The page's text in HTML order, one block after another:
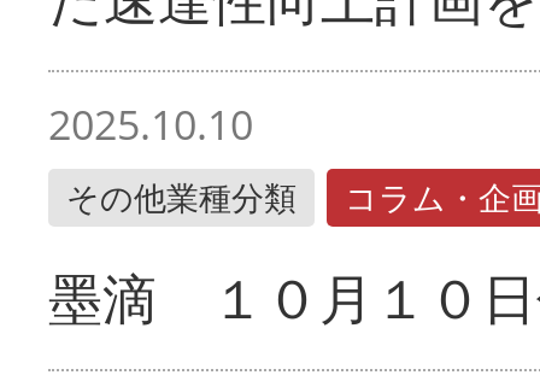
2025.10.10
その他業種分類 コラム・企
墨滴 １０月１０